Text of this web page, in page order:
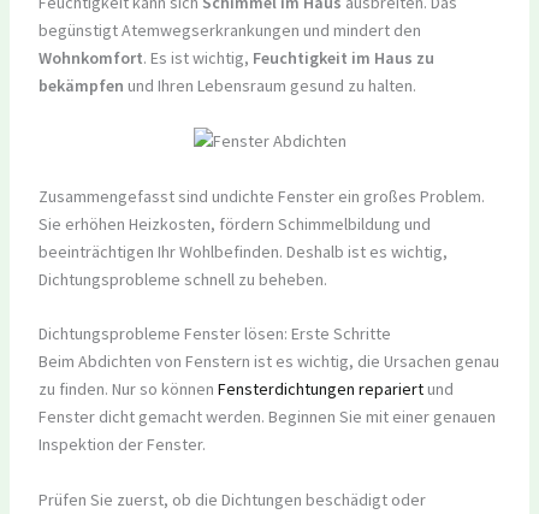
begünstigt Atemwegserkrankungen und mindert den
Wohnkomfort. Es ist wichtig, Feuchtigkeit im Haus zu
bekämpfen und Ihren Lebensraum gesund zu halten.
Zusammengefasst sind undichte Fenster ein großes Problem.
Sie erhöhen Heizkosten, fördern Schimmelbildung und
beeinträchtigen Ihr Wohlbefinden. Deshalb ist es wichtig,
Dichtungsprobleme schnell zu beheben.
Dichtungsprobleme Fenster lösen: Erste Schritte
Beim Abdichten von Fenstern ist es wichtig, die Ursachen genau
zu finden. Nur so können Fensterdichtungen repariertund
Fenster dicht gemacht werden. Beginnen Sie mit einer genauen
Inspektion der Fenster.
Prüfen Sie zuerst, ob die Dichtungen beschädigt oder